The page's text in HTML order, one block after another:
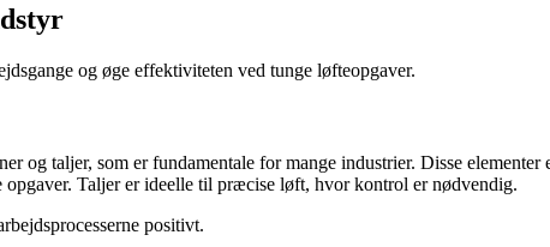
og øge effektiviteten ved tunge løfteopgaver.
og taljer, som er fundamentale for mange industrier. Disse
opgaver. Taljer er ideelle til præcise løft, hvor kontrol er nødvendig.
positivt.